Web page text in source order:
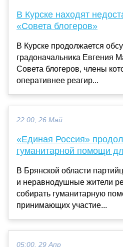
В Курске находят
«Совета блогеров»
В Курске продолжается
градоначальника Евгения
Совета блогеров, члены
оперативнее реагир...
22:00, 26 Май
«Единая Россия»
гуманитарной помощи
В Брянской области
и неравнодушные жители
собирать гуманитарную
принимающих участие...
05:00, 29 Апр